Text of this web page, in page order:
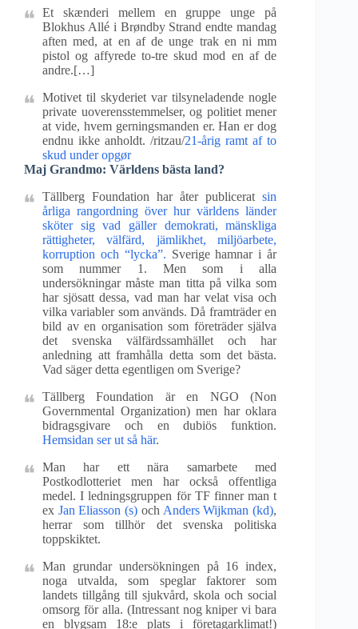
Et skænderi mellem en gruppe unge på
Blokhus Allé i Brøndby Strand endte mandag
aften med, at en af de unge trak en ni mm
pistol og affyrede to-tre skud mod en af de
andre.[…]
Motivet til skyderiet var tilsyneladende nogle
private uoverensstemmelser, og politiet mener
at vide, hvem gerningsmanden er. Han er dog
endnu ikke anholdt. /ritzau/21-årig ramt af to
skud under opgør
Maj Grandmo: Världens bästa land?
Tällberg Foundation har åter publicerat sin
årliga rangordning över hur världens länder
sköter sig vad gäller demokrati, mänskliga
rättigheter, välfärd, jämlikhet, miljöarbete,
korruption och “lycka”. Sverige hamnar i år
som nummer 1. Men som i alla
undersökningar måste man titta på vilka som
har sjösatt dessa, vad man har velat visa och
vilka variabler som används. Då framträder en
bild av en organisation som företräder själva
det svenska välfärdssamhället och har
anledning att framhålla detta som det bästa.
Vad säger detta egentligen om Sverige?
Tällberg Foundation är en NGO (Non
Governmental Organization) men har oklara
bidragsgivare och en dubiös funktion.
Hemsidan ser ut så här.
Man har ett nära samarbete med
Postkodlotteriet men har också offentliga
medel. I ledningsgruppen för TF finner man t
ex Jan Eliasson (s) och Anders Wijkman (kd),
herrar som tillhör det svenska politiska
toppskiktet.
Man grundar undersökningen på 16 index,
noga utvalda, som speglar faktorer som
landets tillgång till sjukvård, skola och social
omsorg för alla. (Intressant nog kniper vi bara
en blygsam 18:e plats i företagarklimat!)